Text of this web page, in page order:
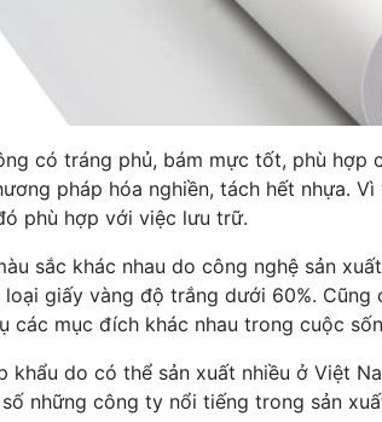
có tráng phủ, bám mực tốt, phù hợp
pháp hóa nghiền, tách hết nhựa.
phù hợp với việc lưu trữ.
sắc khác nhau do công nghệ sản
giấy vàng độ trắng dưới 60%. Cũng
các mục đích khác nhau trong cuộc
khẩu do có thể sản xuất nhiều ở Việt
những công ty nổi tiếng trong sản